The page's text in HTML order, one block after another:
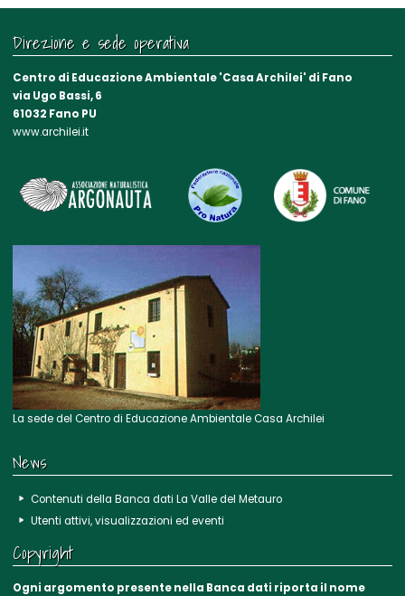
Direzione e sede operativa
Centro di Educazione Ambientale 'Casa Archilei' di Fano
via Ugo Bassi, 6
61032 Fano PU
www.archilei.it
La sede del Centro di Educazione Ambientale Casa Archilei
News
Contenuti della Banca dati La Valle del Metauro
Utenti attivi, visualizzazioni ed eventi
Copyright
Ogni argomento presente nella Banca dati riporta il nome